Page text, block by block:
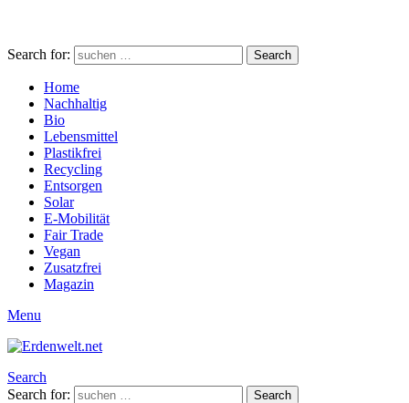
Search for: Search
Home
Nachhaltig
Bio
Lebensmittel
Plastikfrei
Recycling
Entsorgen
Solar
E-Mobilität
Fair Trade
Vegan
Zusatzfrei
Magazin
Menu
Search
Search for:
Search